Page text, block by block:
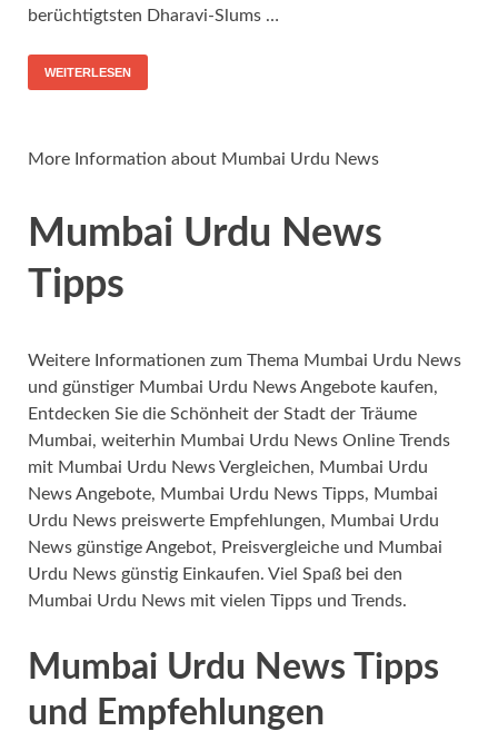
berüchtigtsten Dharavi-Slums …
WEITERLESEN
More Information about Mumbai Urdu News
Mumbai Urdu News
Tipps
Weitere Informationen zum Thema Mumbai Urdu News
und günstiger Mumbai Urdu News Angebote kaufen,
Entdecken Sie die Schönheit der Stadt der Träume
Mumbai, weiterhin Mumbai Urdu News Online Trends
mit Mumbai Urdu News Vergleichen, Mumbai Urdu
News Angebote, Mumbai Urdu News Tipps, Mumbai
Urdu News preiswerte Empfehlungen, Mumbai Urdu
News günstige Angebot, Preisvergleiche und Mumbai
Urdu News günstig Einkaufen. Viel Spaß bei den
Mumbai Urdu News mit vielen Tipps und Trends.
Mumbai Urdu News Tipps
und Empfehlungen